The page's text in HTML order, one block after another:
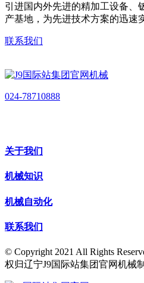
引进国内外先进的精加工设备、
产基地，为先进技术方案的迅速
联系我们
024-78710888
关于我们
机械知识
机械自动化
联系我们
© Copyright 2021 All Rights
权归辽宁J9国际站集团官网机械